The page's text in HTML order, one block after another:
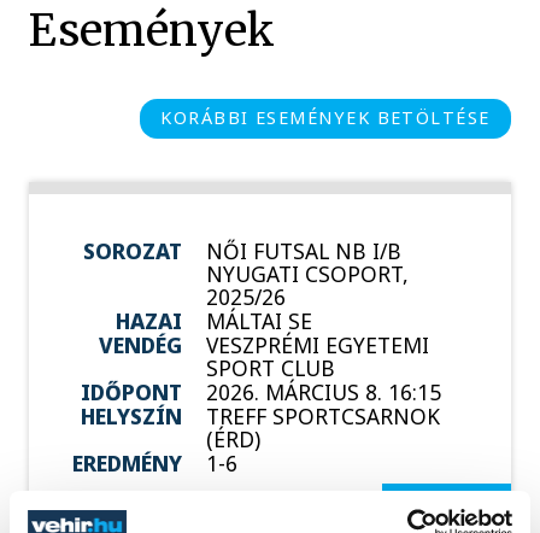
Események
KORÁBBI ESEMÉNYEK BETÖLTÉSE
SOROZAT NŐI FUTSAL NB I/B
NYUGATI CSOPORT,
2025/26
HAZAI
MÁLTAI SE
VENDÉG
VESZPRÉMI EGYETEMI
SPORT CLUB
IDŐPONT
2026. MÁRCIUS 8. 16:15
HELYSZÍN
TREFF SPORTCSARNOK
(ÉRD)
EREDMÉNY
1-6